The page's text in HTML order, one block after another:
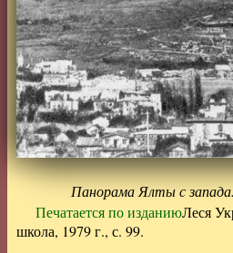
Панорама Ялты с
Печатается по изданиюЛеся
школа, 1979 г., с. 99.